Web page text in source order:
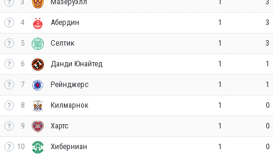
4 Абердин 1 3
5 Селтик 1 3
6 Данди Юнайтед 1 1
7 Рейнджерс 1 1
8 Килмарнок 1 0
9 Хартс 1 0
10 Хиберниан 1 0